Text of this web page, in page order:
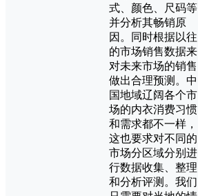
式、颜色、尺码等
并分析其畅销原
因。同时根据以往
的市场销售数据来
对未来市场的销售
做出合理预测。中
国地域辽阔各个市
场的内衣消费习惯
和需求都不一样，
这也要求对不同的
市场分区域分别进
行数据收集、整理
和分析评测。我们